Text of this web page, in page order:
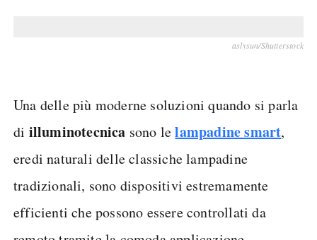
aslysun/Shutterstock
Una delle più moderne soluzioni quando si parla
di illuminotecnica sono lelampadine smart,
eredi naturali delle classiche lampadine
tradizionali, sono dispositivi estremamente
efficienti che possono essere controllati da